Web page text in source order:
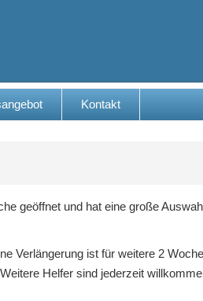
Kontakt
geöffnet und hat eine große
Verlängerung ist für weitere 2
Helfer sind jederzeit